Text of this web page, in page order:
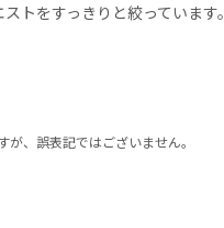
トをすっきりと絞っています。
、誤表記ではございません。